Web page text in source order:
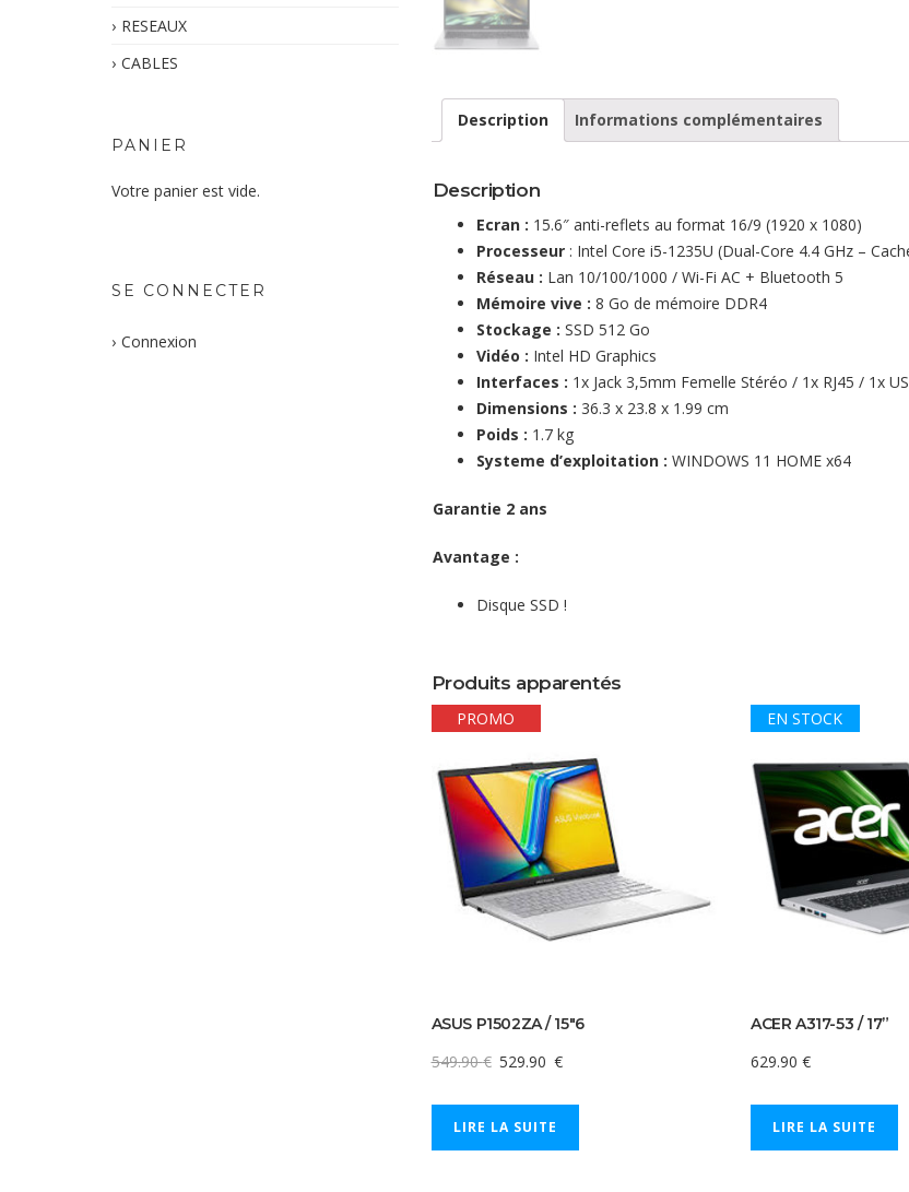
Description Informations complémentaires
Description
Ecran : 15.6″ anti-reflets au format 16/9 (1920 x 1080)
Processeur : Intel Core i5-1235U (Dual-Core 4.4 GHz –
Réseau : Lan 10/100/1000 / Wi-Fi AC + Bluetooth 5
Mémoire vive : 8 Go de mémoire DDR4
Stockage : SSD 512 Go
Vidéo : Intel HD Graphics
Interfaces : 1x Jack 3,5mm Femelle Stéréo / 1x RJ45 / 1x
Dimensions : 36.3 x 23.8 x 1.99 cm
Poids : 1.7 kg
Systeme d’exploitation : WINDOWS 11 HOME x64
Garantie 2 ans
Avantage :
Disque SSD !
Produits apparentés
PROMO
ASUS P1502ZA / 15″6
549.90€ 529.90 €
LIRE LA SUITE
EN STOCK
ACER A317-53 / 17”
629.90 €
LIRE LA SUITE
RESEAUX
CABLES
PANIER
Votre panier est vide.
SE CONNECTER
Connexion